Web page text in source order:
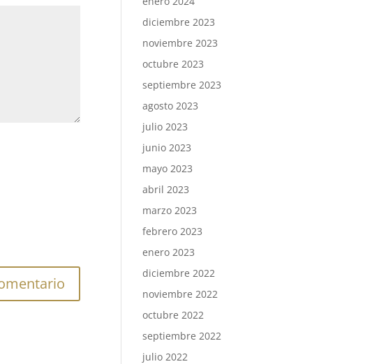
diciembre 2023
noviembre 2023
octubre 2023
septiembre 2023
agosto 2023
julio 2023
junio 2023
mayo 2023
abril 2023
marzo 2023
febrero 2023
enero 2023
diciembre 2022
noviembre 2022
octubre 2022
septiembre 2022
julio 2022